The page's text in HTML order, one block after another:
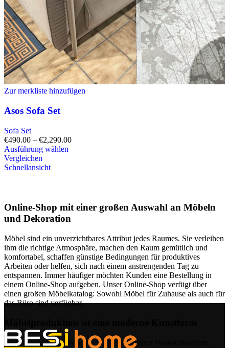
Zur merkliste hinzufügen
Asos Sofa Set
Sofa Set
€490.00 – €2,290.00
Ausführung wählen
Vergleichen
Schnellansicht
Online-Shop mit einer großen Auswahl an Möbeln
und Dekoration
Möbel sind ein unverzichtbares Attribut jedes Raumes. Sie verleihen
ihm die richtige Atmosphäre, machen den Raum gemütlich und
komfortabel, schaffen günstige Bedingungen für produktives
Arbeiten oder helfen, sich nach einem anstrengenden Tag zu
entspannen. Immer häufiger möchten Kunden eine Bestellung in
einem Online-Shop aufgeben. Unser Online-Shop verfügt über
einen großen Möbelkatalog: Sowohl Möbel für Zuhause als auch für
das Büro sind verfügbar.
Möbelhersteller, ebenso wie Hersteller anderer Haushaltswaren,